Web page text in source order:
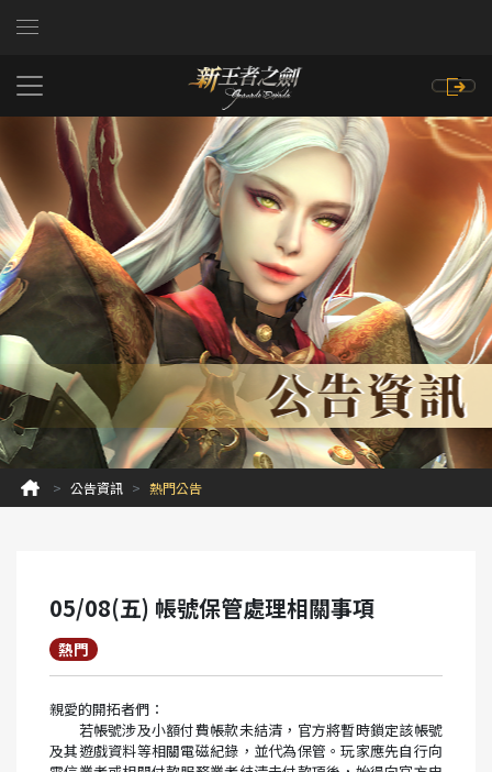
公告資訊 熱門公告
05/08(五) 帳號保管處理相關事項
熱門
親愛的開拓者們：
若帳號涉及小額付費帳款未結清，官方將暫時鎖定該帳號
及其遊戲資料等相關電磁紀錄，並代為保管。玩家應先自行向